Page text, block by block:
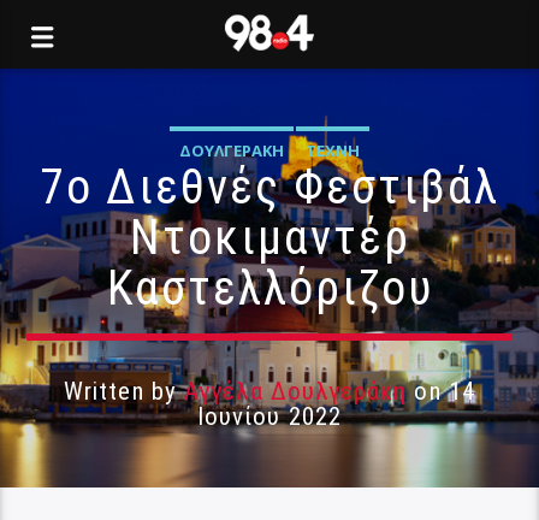
ΔΟΥΛΓΕΡΆΚΗ ΤΈΧΝΗ
7ο Διεθνές Φεστιβάλ
Ντοκιμαντέρ
Καστελλόριζου
Written byΑγγέλα Δουλγεράκηon 14
Ιουνίου 2022